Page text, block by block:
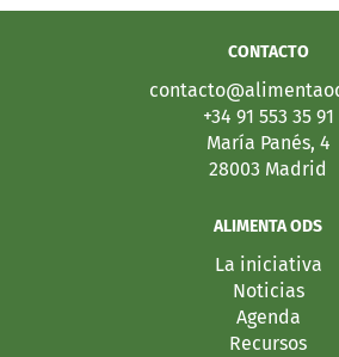
CONTACTO
+34 91 553 35 91
María Panés, 4
28003 Madrid
ALIMENTA ODS
La iniciativa
Noticias
Agenda
Recursos